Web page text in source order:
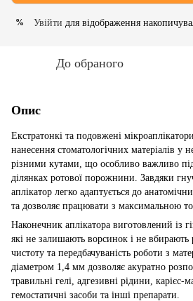
% Увійти для відображення
До обраного
Опис
Екстратонкі та подовжені
нанесення стоматологічних матеріалів у
різними кутами, що особливо важливо
ділянках ротової порожнини. Завдяки
аплікатор легко адаптується до
та дозволяє працювати з максимальною
Наконечник аплікатора виготовлений із
які не залишають ворсинок і не вбирають
чистоту та передбачуваність роботи з
діаметром 1,4 мм дозволяє акуратно
травильні гелі, адгезивні рідини, карієс-
гемостатичні засоби та інші препарати.